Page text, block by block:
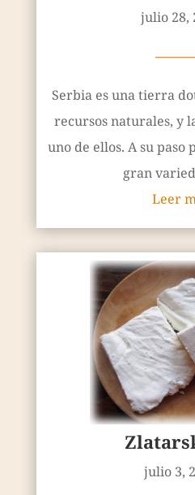
julio 28,
Serbia es una tierra
recursos naturales, y
uno de ellos. A su paso
gran
Leer
julio 3,